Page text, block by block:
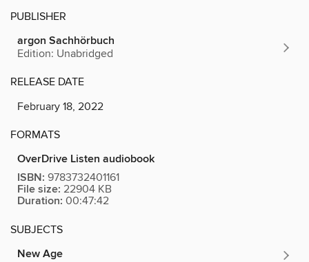
PUBLISHER
argon Sachhörbuch
Edition: Unabridged
RELEASE DATE
February 18, 2022
FORMATS
OverDrive Listen audiobook
ISBN: 9783732401161
File size: 22904 KB
Duration: 00:47:42
SUBJECTS
New Age